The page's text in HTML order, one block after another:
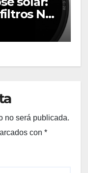
ND
no será publicada.
con *